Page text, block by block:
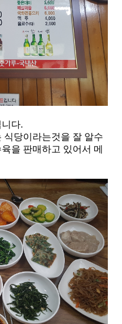
다.
식당이라는것을 잘 알수
을 판매하고 있어서 메